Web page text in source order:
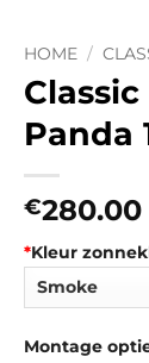
HOME /
Panda
€280.00
*Kleur
Montage